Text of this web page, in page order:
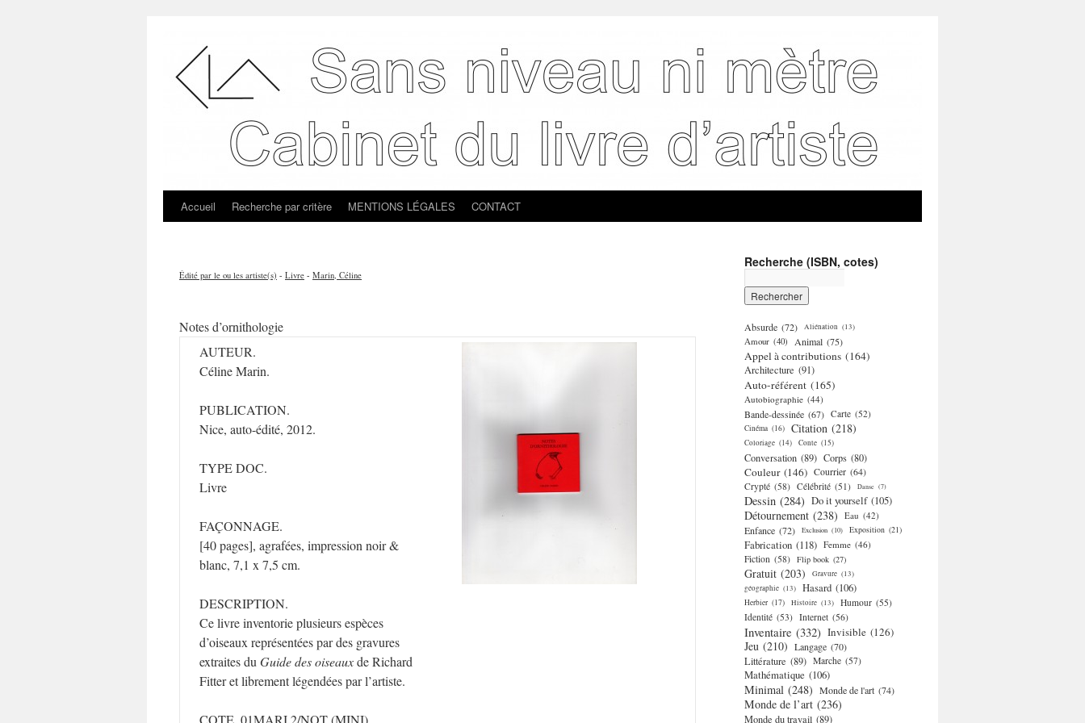
Accueil Recherche par critère MENTIONS LÉGALES CONTACT
Édité par le ou les artiste(s) - Livre - Marin, Céline
Notes d’ornithologie
AUTEUR.
Céline Marin.
PUBLICATION.
Nice, auto-édité, 2012.
TYPE DOC.
Livre
FAÇONNAGE.
[40 pages], agrafées, impression noir &
blanc, 7,1 x 7,5 cm.
DESCRIPTION.
Ce livre inventorie plusieurs espèces
d’oiseaux représentées par des gravures
extraites du Guide des oiseauxde Richard
Fitter et librement légendées par l’artiste.
COTE. 01MARI.2/NOT (MINI)
Recherche (ISBN, cotes)
Absurde (72) Aliénation (13)
Amour (40) Animal (75)
Appel à contributions (164)
Architecture (91)
Auto-référent (165)
Autobiographie (44)
Bande-dessinée (67) Carte (52)
Cinéma (16) Citation (218)
Coloriage (14) Conte (15)
Conversation (89) Corps (80)
Couleur (146) Courrier (64)
Crypté (58) Célébrité (51) Danse (7)
Dessin (284) Do it yourself (105)
Détournement (238) Eau (42)
Enfance (72) Exclusion (10) Exposition (21)
Fabrication (118) Femme (46)
Fiction (58) Flip book (27)
Gratuit (203) Gravure (13)
géographie (13) Hasard (106)
Herbier (17) Histoire (13) Humour (55)
Identité (53) Internet (56)
Inventaire (332) Invisible (126)
Jeu (210) Langage (70)
Littérature (89) Marche (57)
Mathématique (106)
Minimal (248) Monde de l'art (74)
Monde de l’art (236)
Monde du travail (89)